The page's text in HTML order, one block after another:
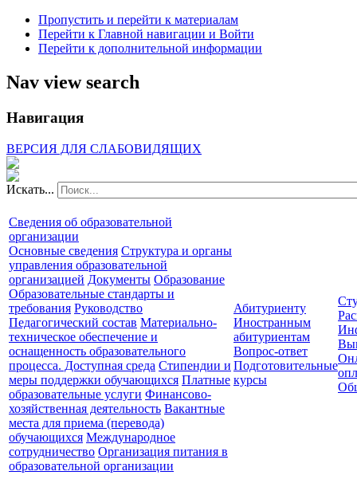
Пропустить и перейти к материалам
Перейти к Главной навигации и Войти
Перейти к дополнительной информации
Nav view search
Навигация
ВЕРСИЯ ДЛЯ СЛАБОВИДЯЩИХ
Искать...
Сведения об образовательной
организации
Основные сведения Структура и органы
управления образовательной
организацией Документы Образование
Образовательные стандарты и
требования Руководство
Педагогический состав Материально-
техническое обеспечение и
оснащенность образовательного
процесса. Доступная среда Стипендии и
меры поддержки обучающихся Платные
образовательные услуги Финансово-
хозяйственная деятельность Вакантные
места для приема (перевода)
обучающихся Международное
сотрудничество Организация питания в
образовательной организации
Абитуриенту
Иностранным
абитуриентам
Вопрос-ответ
Подготовительные
курсы